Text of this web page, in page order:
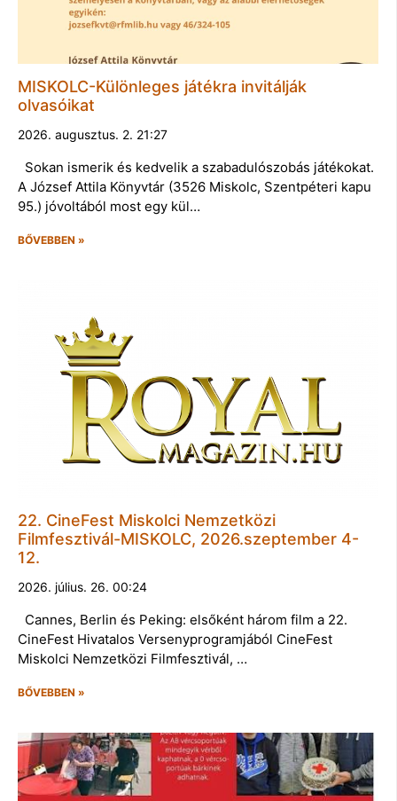
MISKOLC-Különleges játékra invitálják
olvasóikat
2026. augusztus. 2. 21:27
Sokan ismerik és kedvelik a szabadulószobás játékokat.
A József Attila Könyvtár (3526 Miskolc, Szentpéteri kapu
95.) jóvoltából most egy kül…
BŐVEBBEN »
22. CineFest Miskolci Nemzetközi
Filmfesztivál-MISKOLC, 2026.szeptember 4-
12.
2026. július. 26. 00:24
Cannes, Berlin és Peking: elsőként három film a 22.
CineFest Hivatalos Versenyprogramjából CineFest
Miskolci Nemzetközi Filmfesztivál, …
BŐVEBBEN »